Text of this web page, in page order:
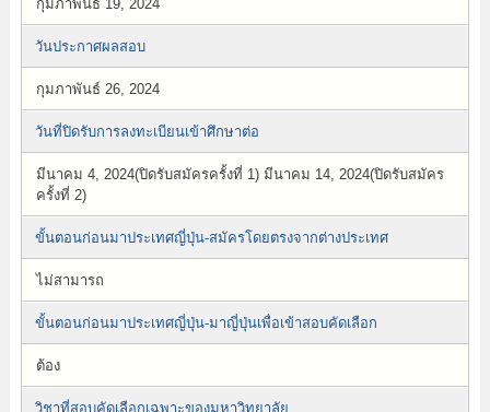
กุมภาพันธ์ 19, 2024
วันประกาศผลสอบ
กุมภาพันธ์ 26, 2024
วันที่ปิดรับการลงทะเบียนเข้าศึกษาต่อ
มีนาคม 4, 2024(ปิดรับสมัครครั้งที่ 1) มีนาคม 14, 2024(ปิดรับสมัคร
ครั้งที่ 2)
ขั้นตอนก่อนมาประเทศญี่ปุ่น-สมัครโดยตรงจากต่างประเทศ
ไม่สามารถ
ขั้นตอนก่อนมาประเทศญี่ปุ่น-มาญี่ปุ่นเพื่อเข้าสอบคัดเลือก
ต้อง
วิชาที่สอบคัดเลือกเฉพาะของมหาวิทยาลัย